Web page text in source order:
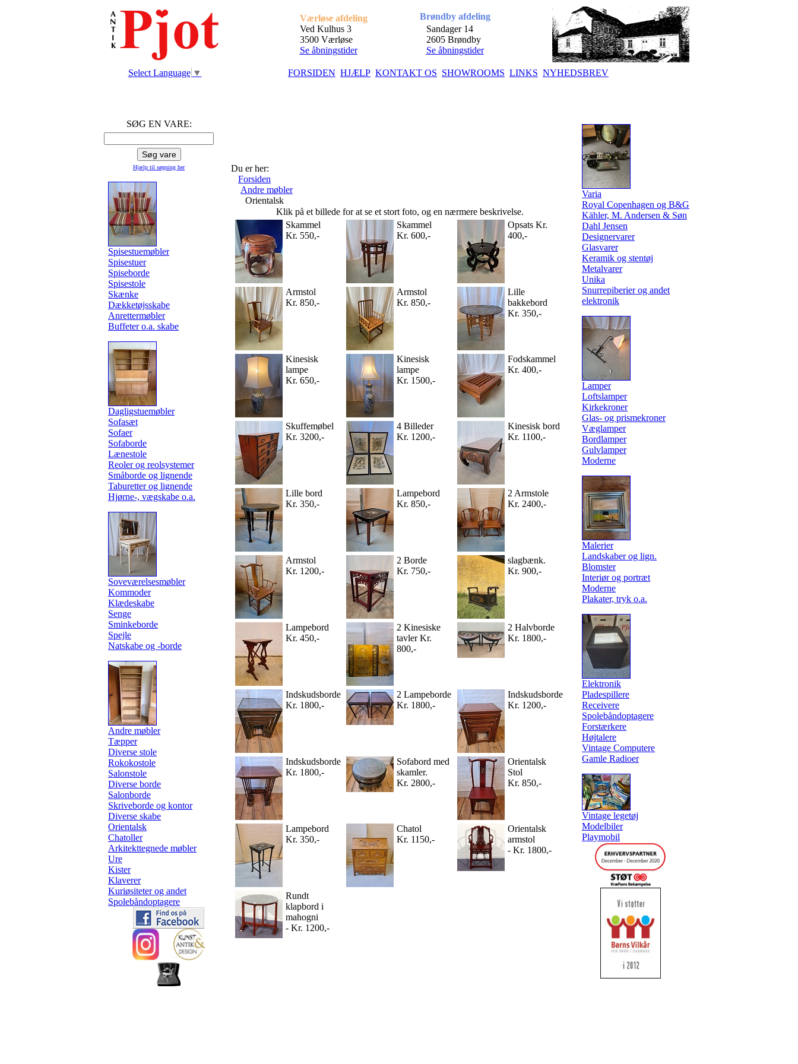
Værløse afdeling
Ved Kulhus 3
3500 Værløse
Se åbningstider
Brøndby afdeling
Sandager 14
2605 Brøndby
Se åbningstider
Select Language ▼ FORSIDEN HJÆLP KONTAKT OS SHOWROOMS LINKS NYHEDSBREV
SØG EN VARE:
Hjælp til søgning her
Spisestuemøbler
Spisestuer
Spiseborde
Spisestole
Skænke
Dækketøjsskabe
Anrettermøbler
Buffeter o.a. skabe
Dagligstuemøbler
Sofasæt
Sofaer
Sofaborde
Lænestole
Reoler og reolsystemer
Småborde og lignende
Taburetter og lignende
Hjørne-, vægskabe o.a.
Soveværelsesmøbler
Kommoder
Klædeskabe
Senge
Sminkeborde
Spejle
Natskabe og -borde
Andre møbler
Tæpper
Diverse stole
Rokokostole
Salonstole
Diverse borde
Salonborde
Skriveborde og kontor
Diverse skabe
Orientalsk
Chatoller
Arkitekttegnede møbler
Ure
Kister
Klaverer
Kuriøsiteter og andet
Spolebåndoptagere
Du er her:
Forsiden
Andre møbler
Orientalsk
Klik på et billede for at se et stort foto, og en nærmere beskrivelse.
Skammel
Kr. 550,-
Skammel
Kr. 600,-
Opsats Kr.
400,-
Armstol
Kr. 850,-
Armstol
Kr. 850,-
Lille
bakkebord
Kr. 350,-
Kinesisk
lampe
Kr. 650,-
Kinesisk
lampe
Kr. 1500,-
Fodskammel
Kr. 400,-
Skuffemøbel
Kr. 3200,-
4 Billeder
Kr. 1200,-
Kinesisk bord
Kr. 1100,-
Lille bord
Kr. 350,-
Lampebord
Kr. 850,-
2 Armstole
Kr. 2400,-
Armstol
Kr. 1200,-
2 Borde
Kr. 750,-
slagbænk.
Kr. 900,-
Lampebord
Kr. 450,-
2 Kinesiske
tavler Kr.
800,-
2 Halvborde
Kr. 1800,-
Indskudsborde
Kr. 1800,-
2 Lampeborde
Kr. 1800,-
Indskudsborde
Kr. 1200,-
Indskudsborde
Kr. 1800,-
Sofabord med
skamler.
Kr. 2800,-
Orientalsk
Stol
Kr. 850,-
Lampebord
Kr. 350,-
Chatol
Kr. 1150,-
Orientalsk
armstol
- Kr. 1800,-
Rundt
klapbord i
mahogni
- Kr. 1200,-
Varia
Royal Copenhagen og B&G
Kähler, M. Andersen & Søn
Dahl Jensen
Designervarer
Glasvarer
Keramik og stentøj
Metalvarer
Unika
Snurrepiberier og andet
elektronik
Lamper
Loftslamper
Kirkekroner
Glas- og prismekroner
Væglamper
Bordlamper
Gulvlamper
Moderne
Malerier
Landskaber og lign.
Blomster
Interiør og portræt
Moderne
Plakater, tryk o.a.
Elektronik
Pladespillere
Receivere
Spolebåndoptagere
Forstærkere
Højtalere
Vintage Computere
Gamle Radioer
Vintage legetøj
Modelbiler
Playmobil